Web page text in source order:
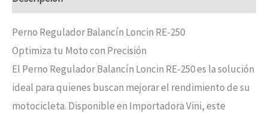
Perno Regulador Balancín Loncin RE-250
Optimiza tu Moto con Precisión
El Perno Regulador Balancín Loncin RE-250 es la solución
ideal para quienes buscan mejorar el rendimiento de su
motocicleta. Disponible en Importadora Vini, este